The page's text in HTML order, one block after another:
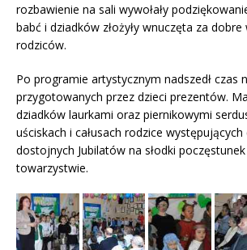
rozbawienie na sali wywołały
babć i dziadków złożyły wnuczęta za
rodziców.
Po programie artystycznym nadszedł czas
przygotowanych przez dzieci prezentów.
dziadków laurkami oraz piernikowymi
uściskach i całusach rodzice
dostojnych Jubilatów na słodki
towarzystwie.